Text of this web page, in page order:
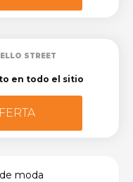
STREET
en todo el sitio
moda